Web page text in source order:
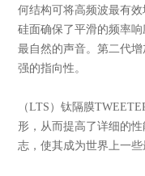
何结构可将高频波最有
硅面确保了平滑的频率
最自然的声音。第二代
强的指向性。
（LTS）钛隔膜
形，从而提高了详细的
志，使其成为世界上一些